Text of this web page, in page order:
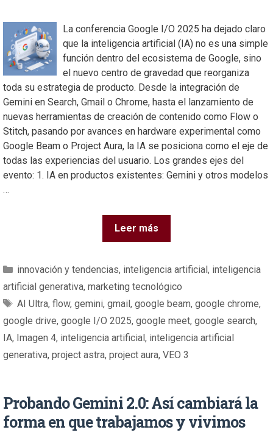
La conferencia Google I/O 2025 ha dejado claro
que la inteligencia artificial (IA) no es una simple
función dentro del ecosistema de Google, sino
el nuevo centro de gravedad que reorganiza
toda su estrategia de producto. Desde la integración de
Gemini en Search, Gmail o Chrome, hasta el lanzamiento de
nuevas herramientas de creación de contenido como Flow o
Stitch, pasando por avances en hardware experimental como
Google Beam o Project Aura, la IA se posiciona como el eje de
todas las experiencias del usuario. Los grandes ejes del
evento: 1. IA en productos existentes: Gemini y otros modelos
…
Leer más
innovación y tendencias, inteligencia artificial, inteligencia
artificial generativa, marketing tecnológico
AI Ultra, flow, gemini, gmail, google beam, google chrome,
google drive, google I/O 2025, google meet, google search,
IA, Imagen 4, inteligencia artificial, inteligencia artificial
generativa, project astra, project aura, VEO 3
Probando Gemini 2.0: Así cambiará la
forma en que trabajamos y vivimos